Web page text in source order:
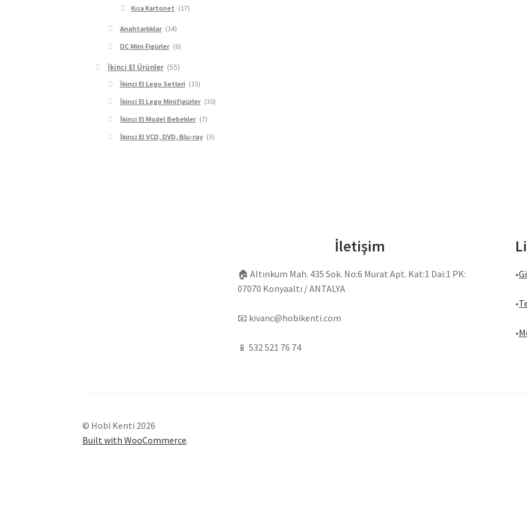
Kısa Kartonet (17)
Anahtarlıklar (14)
DC Mini Figürler (6)
İkinci El Ürünler (55)
İkinci El Lego Setleri (15)
İkinci El Lego Minifigürler (30)
İkinci El Model Bebekler (7)
İkinci El VCD, DVD, Blu-ray (3)
İletişim
🏠 Altınkum Mah. 435 Sok. No:6 Murat Apt. Kat:1 Dai:1 PK:
07070 Konyaaltı / ANTALYA
📧 kivanc@hobikenti.com
📱 532 521 76 74
•
•
•
© Hobi Kenti 2026
Built with WooCommerce.